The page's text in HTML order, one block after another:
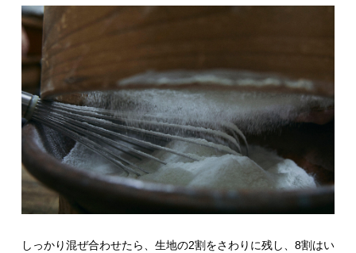
しっかり混ぜ合わせたら、生地の2割をさわりに残し、8割はい